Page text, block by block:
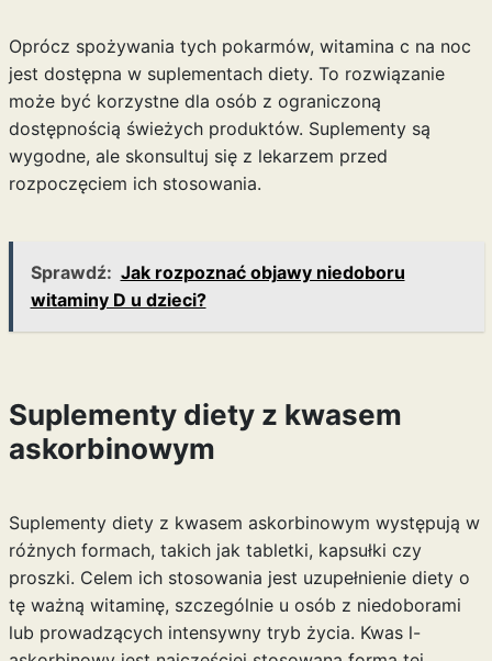
Oprócz spożywania tych pokarmów, witamina c na noc
jest dostępna w suplementach diety. To rozwiązanie
może być korzystne dla osób z ograniczoną
dostępnością świeżych produktów. Suplementy są
wygodne, ale skonsultuj się z lekarzem przed
rozpoczęciem ich stosowania.
Sprawdź: Jak rozpoznać objawy niedoboru
witaminy D u dzieci?
Suplementy diety z kwasem
askorbinowym
Suplementy diety z kwasem askorbinowym występują w
różnych formach, takich jak tabletki, kapsułki czy
proszki. Celem ich stosowania jest uzupełnienie diety o
tę ważną witaminę, szczególnie u osób z niedoborami
lub prowadzących intensywny tryb życia. Kwas l-